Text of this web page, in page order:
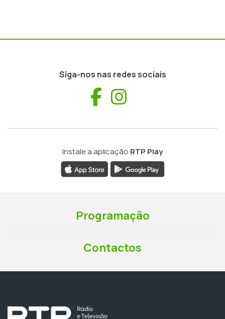
Siga-nos nas redes sociais
Facebook
Instale a aplicação RTP Play
Programação
Contactos